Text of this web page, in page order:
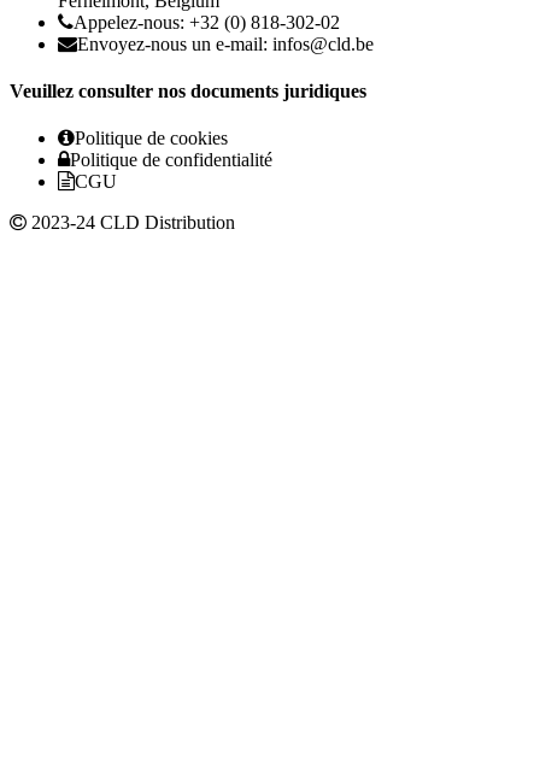
Appelez-nous: +32 (0) 818-302-02
Envoyez-nous un e-mail: infos@cld.be
Veuillez consulter nos documents juridiques
Politique de cookies
Politique de confidentialité
CGU
2023-24 CLD Distribution